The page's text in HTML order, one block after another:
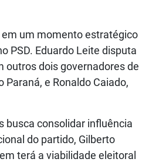
um momento estratégico
PSD. Eduardo Leite disputa
outros dois governadores de
Paraná, e Ronaldo Caiado,
busca consolidar influência
do partido, Gilberto
terá a viabilidade eleitoral